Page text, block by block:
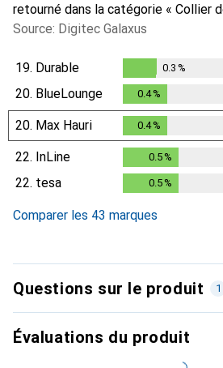
retourné dans la catégorie « Collier
Source: Digitec Galaxus
19. Durable
0.3%
0.3 %
20. BlueLounge 0.4%
20. Max Hauri 0.4%
22. InLine 0.5 %
22. tesa 0.5 %
Comparer les 43 marques
Questions sur le produit 1
Évaluations du produit